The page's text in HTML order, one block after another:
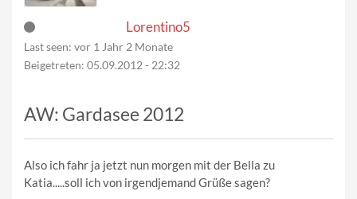
Lorentino5
Last seen: vor 1 Jahr 2 Monate
Beigetreten: 05.09.2012 - 22:32
AW: Gardasee 2012
Also ich fahr ja jetzt nun morgen mit der Bella zu
Katia.....soll ich von irgendjemand Grüße sagen?